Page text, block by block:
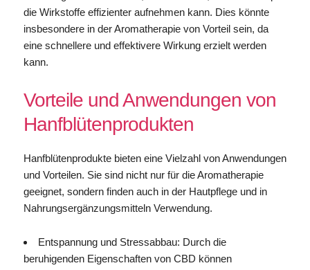
die Wirkstoffe effizienter aufnehmen kann. Dies könnte
insbesondere in der Aromatherapie von Vorteil sein, da
eine schnellere und effektivere Wirkung erzielt werden
kann.
Vorteile und Anwendungen von
Hanfblütenprodukten
Hanfblütenprodukte bieten eine Vielzahl von Anwendungen
und Vorteilen. Sie sind nicht nur für die Aromatherapie
geeignet, sondern finden auch in der Hautpflege und in
Nahrungsergänzungsmitteln Verwendung.
Entspannung und Stressabbau: Durch die
beruhigenden Eigenschaften von CBD können